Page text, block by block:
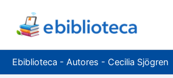
contenido
Ebiblioteca - Autores - Cecilia Sjögren